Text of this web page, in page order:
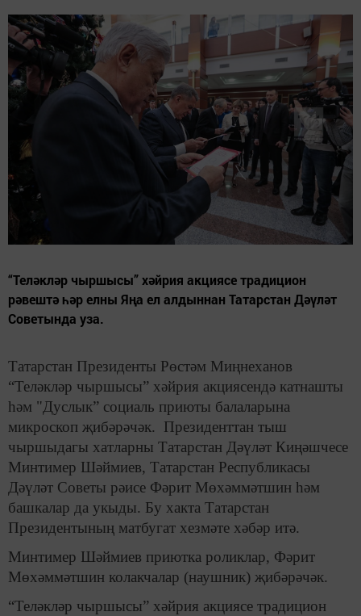
“Теләкләр чыршысы” хәйрия акциясе традицион
рәвештә һәр елны Яңа ел алдыннан Татарстан Дәүләт
Советында уза.
Татарстан Президенты Рөстәм Миңнеханов
“Теләкләр чыршысы” хәйрия акциясендә катнашты
һәм "Дуслык” социаль приюты балаларына
микроскоп җибәрәчәк. Президенттан тыш
чыршыдагы хатларны Татарстан Дәүләт Киңәшчесе
Минтимер Шәймиев, Татарстан Республикасы
Дәүләт Советы рәисе Фәрит Мөхәммәтшин һәм
башкалар да укыды. Бу хакта Татарстан
Президентының матбугат хезмәте хәбәр итә.
Минтимер Шәймиев приютка роликлар, Фәрит
Мөхәммәтшин колакчалар (наушник) җибәрәчәк.
“Теләкләр чыршысы” хәйрия акциясе традицион